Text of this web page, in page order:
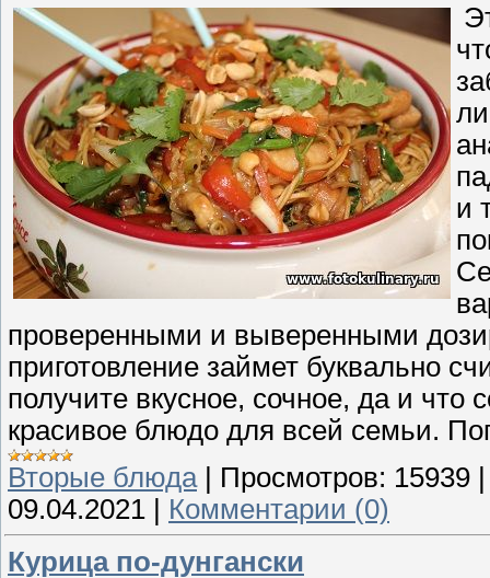
и
проверенными и выверенными
приготовление займет буквально
получите вкусное, сочное, да и что
красивое блюдо для всей семьи.
Вторые блюда| Просмотров: 15939
09.04.2021
Комментарии (0)
Курица по-дунгански